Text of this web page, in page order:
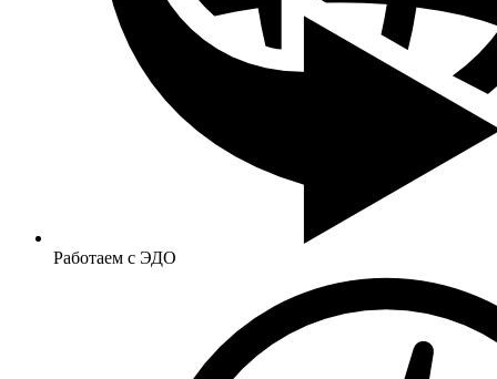
Работаем с ЭДО